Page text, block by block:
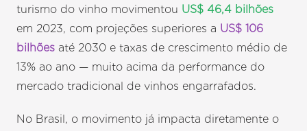
turismo do vinho movimentou US$ 46,4 bilhões
em 2023, com projeções superiores a US$ 106
bilhões até 2030 e taxas de crescimento médio de
13% ao ano — muito acima da performance do
mercado tradicional de vinhos engarrafados.
No Brasil, o movimento já impacta diretamente o